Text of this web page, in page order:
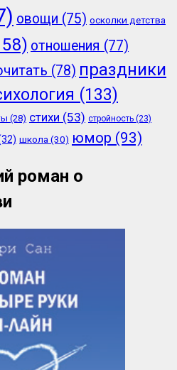
овощи (75) осколки детства
отношения (77)
(78) праздники
(133)
(28) стихи (53) стройность (23)
школа (30) юмор (93)
роман о